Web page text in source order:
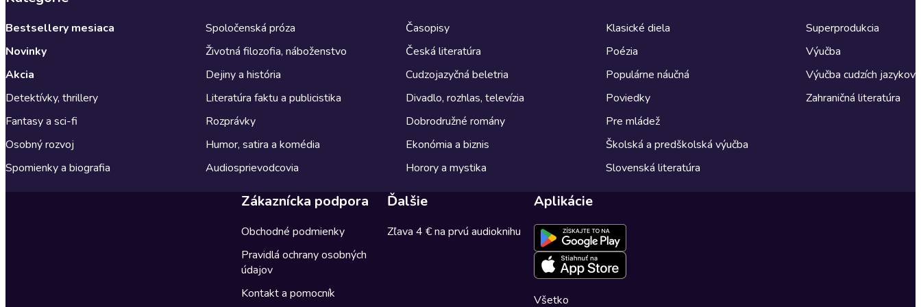
Bestsellery mesiaca
Novinky
Akcia
Detektívky, thrillery
Fantasy a sci-fi
Osobný rozvoj
Spomienky a biografia
Spoločenská próza
Životná filozofia, náboženstvo
Dejiny a história
Literatúra faktu a publicistika
Rozprávky
Humor, satira a komédia
Audiosprievodcovia
Časopisy
Česká literatúra
Cudzojazyčná beletria
Divadlo, rozhlas, televízia
Dobrodružné romány
Ekonómia a biznis
Horory a mystika
Klasické diela
Poézia
Populárne náučná
Poviedky
Pre mládež
Školská a predškolská výučba
Slovenská literatúra
Superprodukcia
Výučba
Výučba cudzích jazykov
Zahraničná literatúra
Zákaznícka podpora
Obchodné podmienky
Pravidlá ochrany osobných
údajov
Kontakt a pomocník
Ďalšie
Zľava 4 € na prvú audioknihu
Aplikácie
Všetko